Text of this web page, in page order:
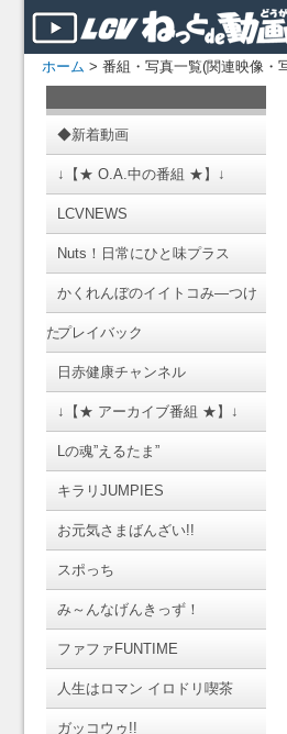
ホーム > 番組・写真一覧(関連映像・
◆新着動画
↓【★ O.A.中の番組 ★】↓
LCVNEWS
Nuts！日常にひと味プラス
かくれんぼのイイトコみ―つけ
たプレイバック
日赤健康チャンネル
↓【★ アーカイブ番組 ★】↓
Lの魂”えるたま”
キラリJUMPIES
お元気さまばんざい!!
スポっち
み～んなげんきっず！
ファファFUNTIME
人生はロマン イロドリ喫茶
ガッコウゥ!!